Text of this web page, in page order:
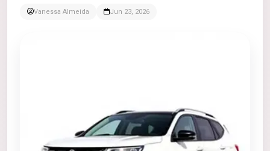
Vanessa Almeida Jun 23, 2026